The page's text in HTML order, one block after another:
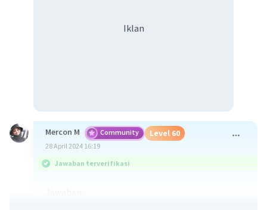
Iklan
Mercon M Community Level 60
28 April 2024 16:19
Jawaban terverifikasi